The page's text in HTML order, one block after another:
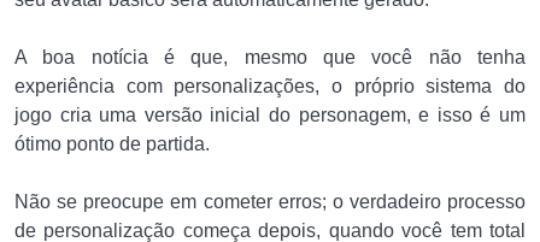
A boa notícia é que, mesmo que você não tenha
experiência com personalizações, o próprio sistema do
jogo cria uma versão inicial do personagem, e isso é um
ótimo ponto de partida.
Não se preocupe em cometer erros; o verdadeiro processo
de personalização começa depois, quando você tem total